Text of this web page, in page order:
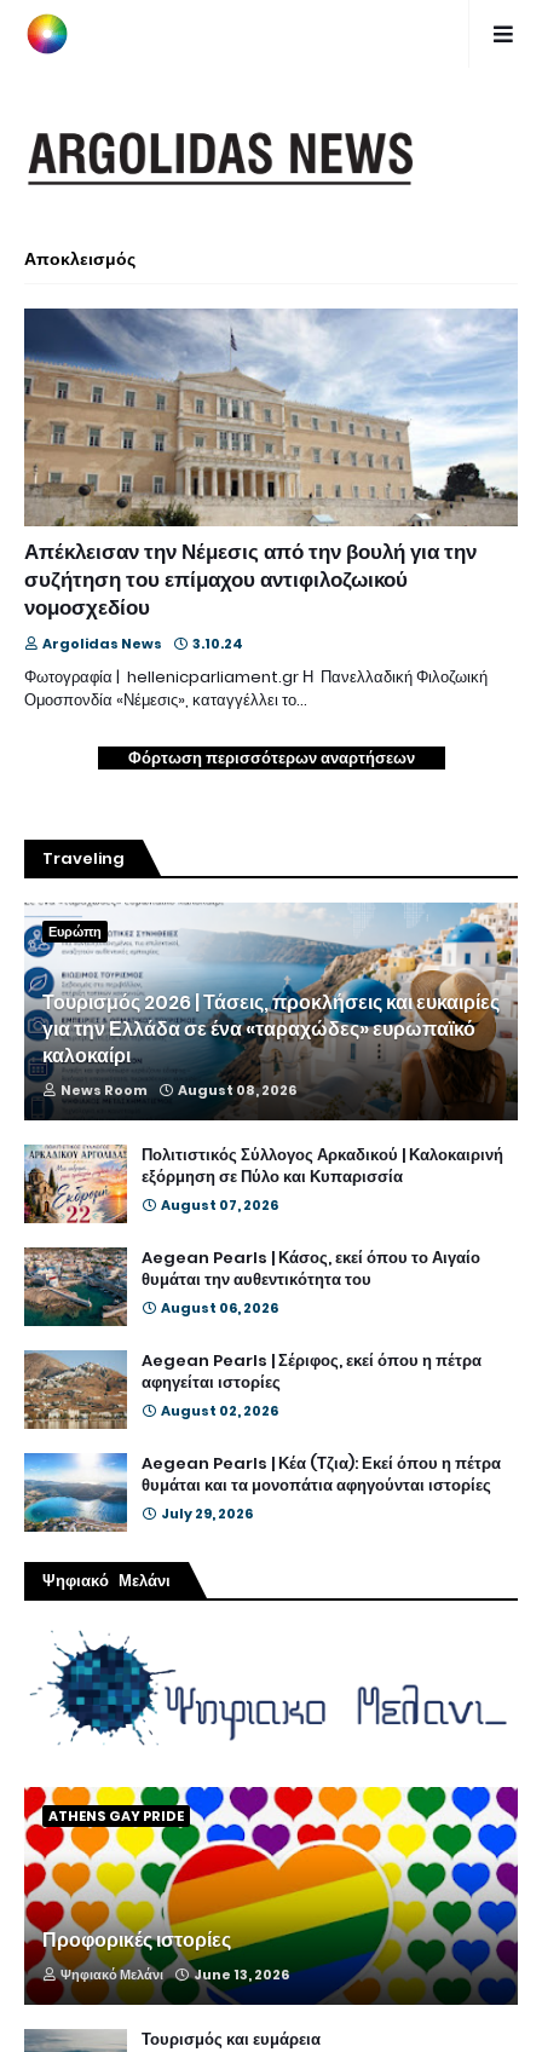
Αποκλεισμός
Απέκλεισαν την Νέμεσις από την βουλή για την
συζήτηση του επίμαχου αντιφιλοζωικού
νομοσχεδίου
Argolidas News 3.10.24
Φωτογραφία | hellenicparliament.gr Η Πανελλαδική Φιλοζωική
Ομοσπονδία «Νέμεσις», καταγγέλλει το…
Φόρτωση περισσότερων αναρτήσεων
Traveling
Ευρώπη
Τουρισμός 2026 | Τάσεις, προκλήσεις και ευκαιρίες
για την Ελλάδα σε ένα «ταραχώδες» ευρωπαϊκό
καλοκαίρι
News Room August 08, 2026
Πολιτιστικός Σύλλογος Αρκαδικού | Καλοκαιρινή
εξόρμηση σε Πύλο και Κυπαρισσία
August 07, 2026
Aegean Pearls | Κάσος, εκεί όπου το Αιγαίο
θυμάται την αυθεντικότητα του
August 06, 2026
Aegean Pearls | Σέριφος, εκεί όπου η πέτρα
αφηγείται ιστορίες
August 02, 2026
Aegean Pearls | Κέα (Τζια): Εκεί όπου η πέτρα
θυμάται και τα μονοπάτια αφηγούνται ιστορίες
July 29, 2026
Ψηφιακό Μελάνι
ATHENS GAY PRIDE
Προφορικές ιστορίες
Ψηφιακό Μελάνι June 13, 2026
Τουρισμός και ευμάρεια